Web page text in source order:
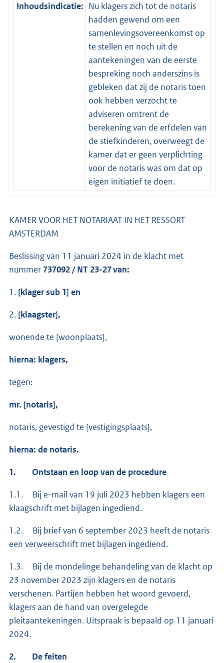
Inhoudsindicatie: Nu klagers zich tot de notaris
hadden gewend om een
samenlevingsovereenkomst op
te stellen en noch uit de
aantekeningen van de eerste
bespreking noch anderszins is
gebleken dat zij de notaris toen
ook hebben verzocht te
adviseren omtrent de
berekening van de erfdelen van
de stiefkinderen, overweegt de
kamer dat er geen verplichting
voor de notaris was om dat op
eigen initiatief te doen.
KAMER VOOR HET NOTARIAAT IN HET RESSORT
AMSTERDAM
Beslissing van 11 januari 2024 in de klacht met
nummer 737092 / NT 23-27van:
1. [klager sub 1] en
2. [klaagster],
wonende te [woonplaats],
hierna: klagers,
tegen:
mr. [notaris],
notaris, gevestigd te [vestigingsplaats],
hierna: de notaris.
1. Ontstaan en loop van de procedure
1.1. Bij e-mail van 19 juli 2023 hebben klagers een
klaagschrift met bijlagen ingediend.
1.2. Bij brief van 6 september 2023 heeft de notaris
een verweerschrift met bijlagen ingediend.
1.3. Bij de mondelinge behandeling van de klacht op
23 november 2023 zijn klagers en de notaris
verschenen. Partijen hebben het woord gevoerd,
klagers aan de hand van overgelegde
pleitaantekeningen. Uitspraak is bepaald op 11 januari
2024.
2. De feiten